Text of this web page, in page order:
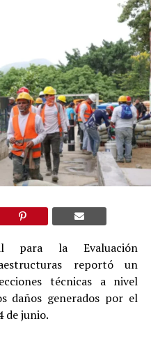
para la Evaluación
reportó un
técnicas a nivel
daños generados por el
de junio.